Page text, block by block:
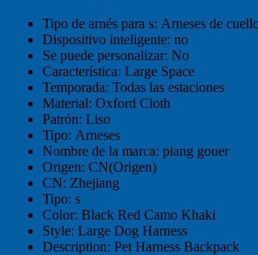
Tipo de arnés para s: Arneses de
Dispositivo inteligente: no
Se puede personalizar: No
Característica: Large Space
Temporada: Todas las estaciones
Material: Oxford Cloth
Patrón: Liso
Tipo: Arneses
Nombre de la marca: piang gouer
Origen: CN(Origen)
CN: Zhejiang
Tipo: s
Color: Black Red Camo Khaki
Style: Large Dog Harness
Description: Pet Harness Backpack